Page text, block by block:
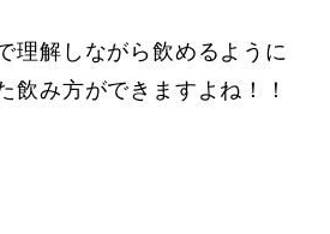
理解しながら飲めるように
飲み方ができますよね！！